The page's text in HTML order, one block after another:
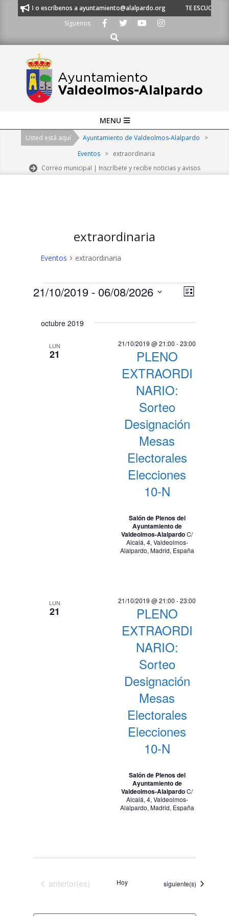
620 21 53 o escríbenos a ayuntamiento@alalpardo.org
TE
Síguenos
Buscar
Navigation
MENU
Usted está aquí Ayuntamiento de Valdeolmos-Alalpardo
>
Eventos
> extraordinaria
Correo municipal | Inscríbete y recibe noticias y avisos
extraordinaria
Eventos extraordinaria
Eventos
N
v
e
a
ó
d
e
i
s
t
N
g
c
d
d
e
E
n
Lista
21/10/2019 - 06/08/2026
fecha.
octubre 2019
LUN
21
PLENO
EXTRAORDI
NARIO:
Sorteo
Designación
Mesas
Electorales
Elecciones
10-N
21/10/2019 @ 21:00 -23:00
Salón de Plenos del
Ayuntamiento de
Valdeolmos-AlalpardoC/
Alcalá, 4, Valdeolmos-
Alalpardo, Madrid, España
LUN
21
PLENO
EXTRAORDI
NARIO:
Sorteo
Designación
Mesas
Electorales
Elecciones
10-N
21/10/2019 @ 21:00 -23:00
Salón de Plenos del
Ayuntamiento de
Valdeolmos-AlalpardoC/
Alcalá, 4, Valdeolmos-
Alalpardo, Madrid, España
Eventos
anterior(es) Hoy Eventos
siguiente(s)